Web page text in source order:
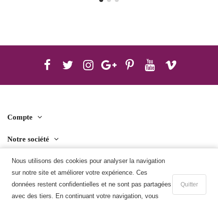
Nous utilisons des cookies pour analyser la navigation
sur notre site et améliorer votre expérience. Ces
données restent confidentielles et ne sont pas partagées
avec des tiers. En continuant votre navigation, vous
Quitter
Ajouter au panier
Compte
Notre société
Contact us
Télécharger l'application mobile